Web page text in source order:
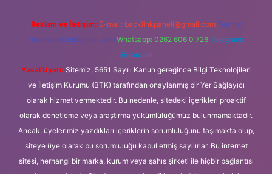
Reklam ve İletişim: E-mail: backlinkpaneli@gmail.com Teams:
forumhizmeti@gmail.com Whatsapp: 0262 606 0 726 Telegram:
@karabul
Yasal Uyarı: Sitemiz, 5651 Sayılı Kanun gereğince Bilgi Teknolojileri
ve İletişim Kurumu (BTK) tarafından onaylanmış bir Yer Sağlayıcı
olarak hizmet vermektedir. Bu nedenle, sitedeki içerikleri proaktif
olarak denetleme veya araştırma yükümlülüğümüz bulunmamaktadır.
Ancak, üyelerimiz yazdıkları içeriklerin sorumluluğunu taşımakta olup,
siteye üye olarak bu sorumluluğu kabul etmiş sayılırlar. Bu internet
sitesi, herhangi bir marka, kurum veya şahıs şirketi ile hiçbir bağlantısı